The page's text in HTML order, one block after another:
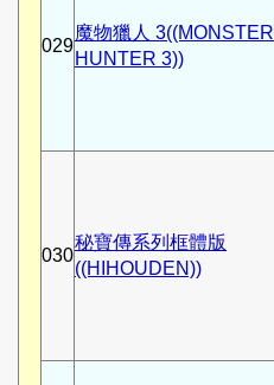
029
魔物獵人 3((MONSTER
HUNTER 3))
030
秘寶傳系列框體版
((HIHOUDEN))